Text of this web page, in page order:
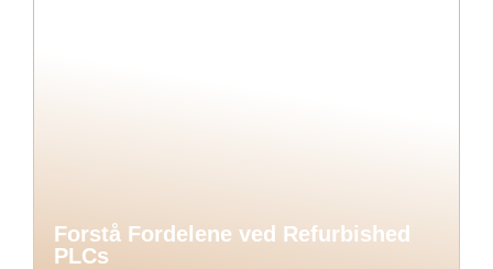
Forstå Fordelene ved Refurbished
PLCs